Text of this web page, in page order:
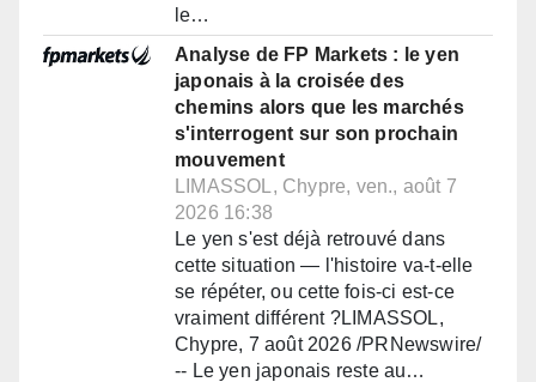
le…
Analyse de FP Markets : le yen
japonais à la croisée des
chemins alors que les marchés
s'interrogent sur son prochain
mouvement
LIMASSOL, Chypre, ven., août 7
2026 16:38
Le yen s'est déjà retrouvé dans
cette situation — l'histoire va-t-elle
se répéter, ou cette fois-ci est-ce
vraiment différent ?LIMASSOL,
Chypre, 7 août 2026 /PRNewswire/
-- Le yen japonais reste au…